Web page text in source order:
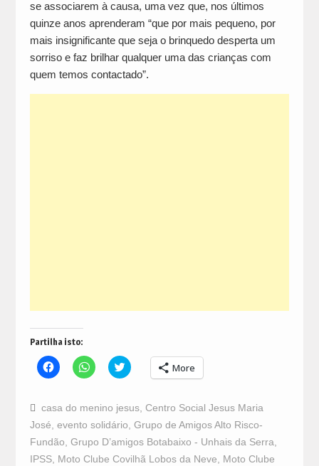
se associarem à causa, uma vez que, nos últimos
quinze anos aprenderam “que por mais pequeno, por
mais insignificante que seja o brinquedo desperta um
sorriso e faz brilhar qualquer uma das crianças com
quem temos contactado”.
Partilha isto:
Click
to
Facebook
(Opens
in
new
window)
Click
to
WhatsApp
(Opens
in
new
window)
Click
to
Twitter
(Opens
in
new
window)
More
casa do menino jesus, Centro Social Jesus Maria
José evento solidário Grupo de Amigos Alto Risco-
Fundão Grupo D’amigos Botabaixo - Unhais da Serra
IPSS, Moto Clube Covilhã Lobos da Neve
Moto Clube